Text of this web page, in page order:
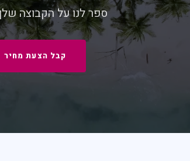
ספר לנו על הקבוצה
קבל הצעת מחיר